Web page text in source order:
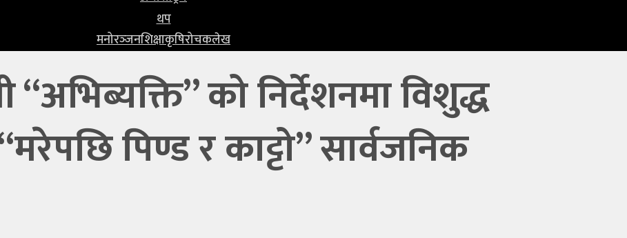
थप
मनोरञ्‍जनशिक्षाकृषिरोचकलेख
“अभिब्यक्ति” को निर्देशनमा विशुद्ध
पिण्ड र काट्टो” सार्वजनिक